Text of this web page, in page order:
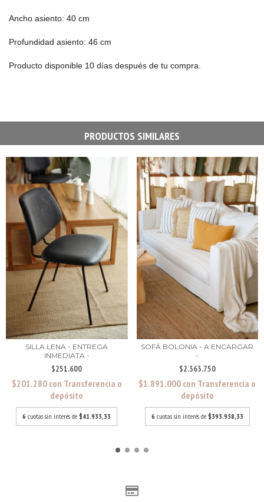
Ancho asiento: 40 cm
Profundidad asiento: 46 cm
Producto disponible 10 días después de tu compra.
PRODUCTOS SIMILARES
SILLA LENA - ENTREGA
INMEDIATA -
$251.600
$201.280 con Transferencia o
depósito
6 cuotas sin interés de$41.933,33
SOFÁ BOLONIA - A ENCARGAR
-
$2.363.750
$1.891.000 con Transferencia o
depósito
6 cuotas sin interés de $393.958,33